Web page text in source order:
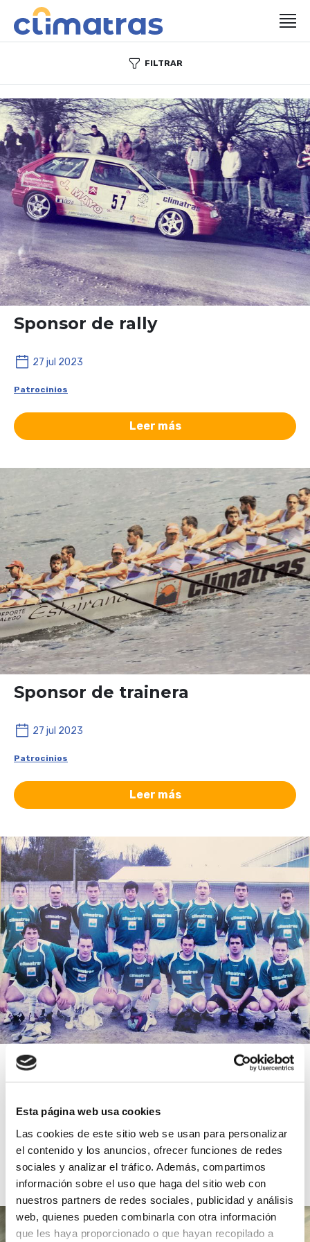
Esta página web usa cookies
Las cookies de este sitio web se usan para personalizar
el contenido y los anuncios, ofrecer funciones de redes
sociales y analizar el tráfico. Además, compartimos
información sobre el uso que haga del sitio web con
nuestros partners de redes sociales, publicidad y análisis
web, quienes pueden combinarla con otra información
que les haya proporcionado o que hayan recopilado a
FILTRAR
Sponsor de rally
27 jul 2023
Patrocinios
Leer más
Sponsor de trainera
27 jul 2023
Patrocinios
Leer más
Equipo de fútbol
Patrocinios
Leer más